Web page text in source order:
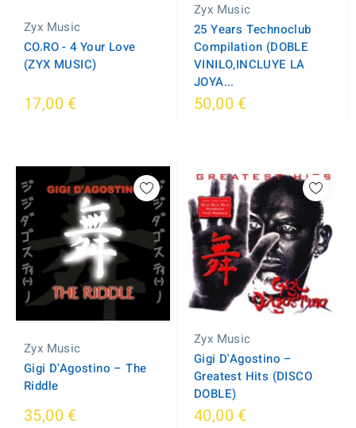
Zyx Music
CO.RO - 4 Your Love
(ZYX MUSIC)
17,00 €
Zyx Music
25 Years Technoclub
Compilation (DOBLE
VINILO,INCLUYE LA
JOYA...
50,00 €
Zyx Music
Gigi D'Agostino – The
Riddle
35,00 €
Zyx Music
Gigi D'Agostino ‎–
Greatest Hits (DISCO
DOBLE)
40,00 €